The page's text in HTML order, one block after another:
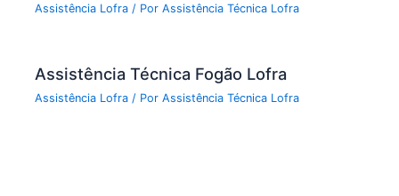
Assistência Lofra / PorAssistência Técnica Lofra
Assistência Técnica Fogão Lofra
Assistência Lofra / PorAssistência Técnica Lofra